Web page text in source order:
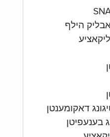
הילף
דאקומענטן
בענעפיטן